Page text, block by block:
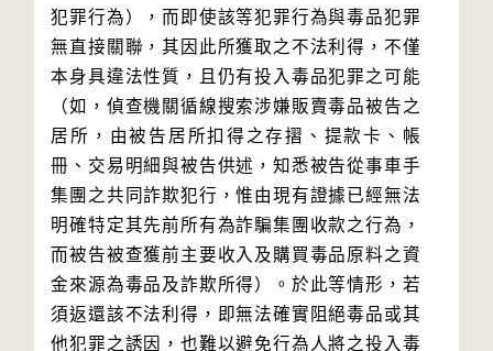
犯罪行為），而即使該等犯罪行為與毒品犯罪
無直接關聯，其因此所獲取之不法利得，不僅
本身具違法性質，且仍有投入毒品犯罪之可能
（如，偵查機關循線搜索涉嫌販賣毒品被告之
居所，由被告居所扣得之存摺、提款卡、帳
冊、交易明細與被告供述，知悉被告從事車手
集團之共同詐欺犯行，惟由現有證據已經無法
明確特定其先前所有為詐騙集團收款之行為，
而被告被查獲前主要收入及購買毒品原料之資
金來源為毒品及詐欺所得）。於此等情形，若
須返還該不法利得，即無法確實阻絕毒品或其
他犯罪之誘因，也難以避免行為人將之投入毒